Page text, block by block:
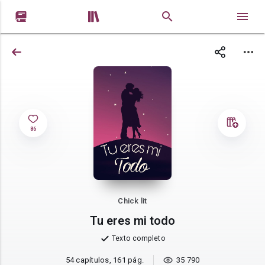
 
86
Chick lit
Tu eres mi todo
Texto completo
54 capítulos, 161 pág. 35 790